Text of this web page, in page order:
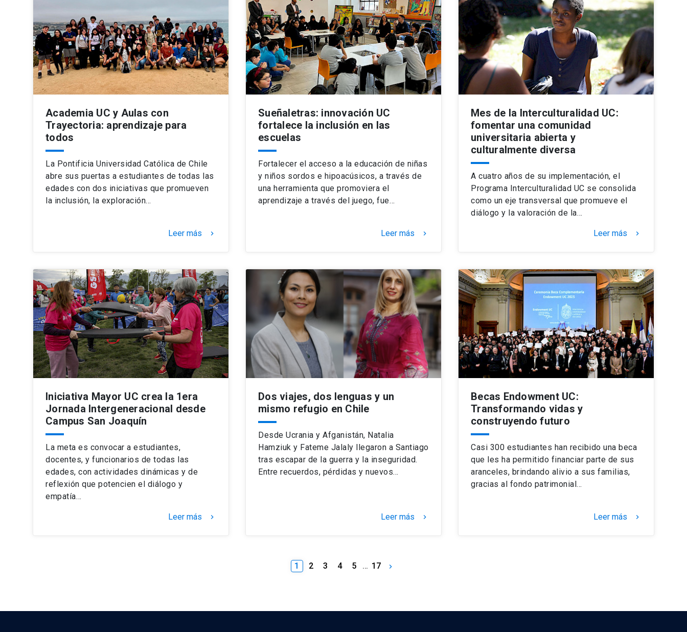
Academia UC y Aulas con
Trayectoria: aprendizaje para
todos
La Pontificia Universidad Católica de Chile
abre sus puertas a estudiantes de todas las
edades con dos iniciativas que promueven
la inclusión, la exploración…
Leer más keyboard_arrow_right
Sueñaletras: innovación UC
fortalece la inclusión en las
escuelas
Fortalecer el acceso a la educación de niñas
y niños sordos e hipoacúsicos, a través de
una herramienta que promoviera el
aprendizaje a través del juego, fue…
Leer más keyboard_arrow_right
Mes de la Interculturalidad UC:
fomentar una comunidad
universitaria abierta y
culturalmente diversa
A cuatro años de su implementación, el
Programa Interculturalidad UC se consolida
como un eje transversal que promueve el
diálogo y la valoración de la…
Leer más keyboard_arrow_right
Iniciativa Mayor UC crea la 1era
Jornada Intergeneracional desde
Campus San Joaquín
La meta es convocar a estudiantes,
docentes, y funcionarios de todas las
edades, con actividades dinámicas y de
reflexión que potencien el diálogo y
empatía…
Leer más keyboard_arrow_right
Dos viajes, dos lenguas y un
mismo refugio en Chile
Desde Ucrania y Afganistán, Natalia
Hamziuk y Fateme Jalaly llegaron a Santiago
tras escapar de la guerra y la inseguridad.
Entre recuerdos, pérdidas y nuevos…
Leer más keyboard_arrow_right
Becas Endowment UC:
Transformando vidas y
construyendo futuro
Casi 300 estudiantes han recibido una beca
que les ha permitido financiar parte de sus
aranceles, brindando alivio a sus familias,
gracias al fondo patrimonial…
Leer más keyboard_arrow_right
1 2 3 4 5 … 17 keyboard_arrow_right